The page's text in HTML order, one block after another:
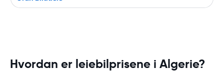
Hvordan er leiebilprisene i Algerie?